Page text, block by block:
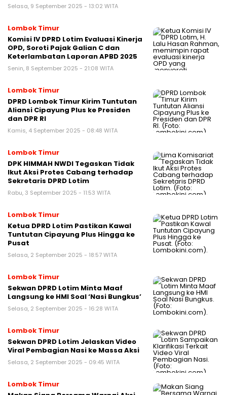
Selasa, 9 September 2025 - 13:02 WITA
Lombok Timur
Komisi IV DPRD Lotim Evaluasi Kinerja
OPD, Soroti Pajak Galian C dan
Keterlambatan Laporan APBD 2025
Senin, 8 September 2025 - 21:08 WITA
Lombok Timur
DPRD Lombok Timur Kirim Tuntutan
Aliansi Cipayung Plus ke Presiden
dan DPR RI
Kamis, 4 September 2025 - 08:48 WITA
Lombok Timur
DPK HIMMAH NWDI Tegaskan Tidak
Ikut Aksi Protes Cabang terhadap
Sekretaris DPRD Lotim
Rabu, 3 September 2025 - 11:53 WITA
Lombok Timur
Ketua DPRD Lotim Pastikan Kawal
Tuntutan Cipayung Plus Hingga ke
Pusat
Selasa, 2 September 2025 - 18:57 WITA
Lombok Timur
Sekwan DPRD Lotim Minta Maaf
Langsung ke HMI Soal ‘Nasi Bungkus’
Selasa, 2 September 2025 - 16:28 WITA
Lombok Timur
Sekwan DPRD Lotim Jelaskan Video
Viral Pembagian Nasi ke Massa Aksi
Selasa, 2 September 2025 - 09:45 WITA
Lombok Timur